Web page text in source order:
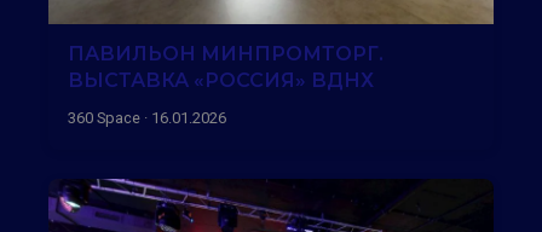
ПАВИЛЬОН МИНПРОМТОРГ.
ВЫСТАВКА «РОССИЯ» ВДНХ
360 Space · 16.01.2026